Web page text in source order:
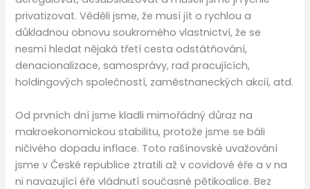
privatizovat. Věděli jsme, že musí jít o rychlou a
důkladnou obnovu soukromého vlastnictví, že se
nesmí hledat nějaká třetí cesta odstátňování,
denacionalizace, samosprávy, rad pracujících,
holdingových společností, zaměstnaneckých akcií, atd.
Od prvních dní jsme kladli mimořádný důraz na
makroekonomickou stabilitu, protože jsme se báli
ničivého dopadu inflace. Toto rašínovské uvažování
jsme v České republice ztratili až v covidové éře a v na
ni navazující éře vládnutí současné pětikoalice. Bez